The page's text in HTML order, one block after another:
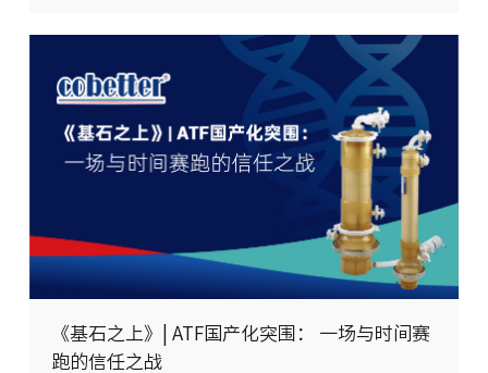
《基石之上》| ATF国产化突围： 一场与时间赛
跑的信任之战